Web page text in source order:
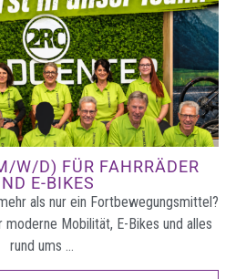
W/D) FÜR FAHRRÄDER
E-BIKES
als nur ein Fortbewegungsmittel?
Mobilität, E-Bikes und alles
rund ums …